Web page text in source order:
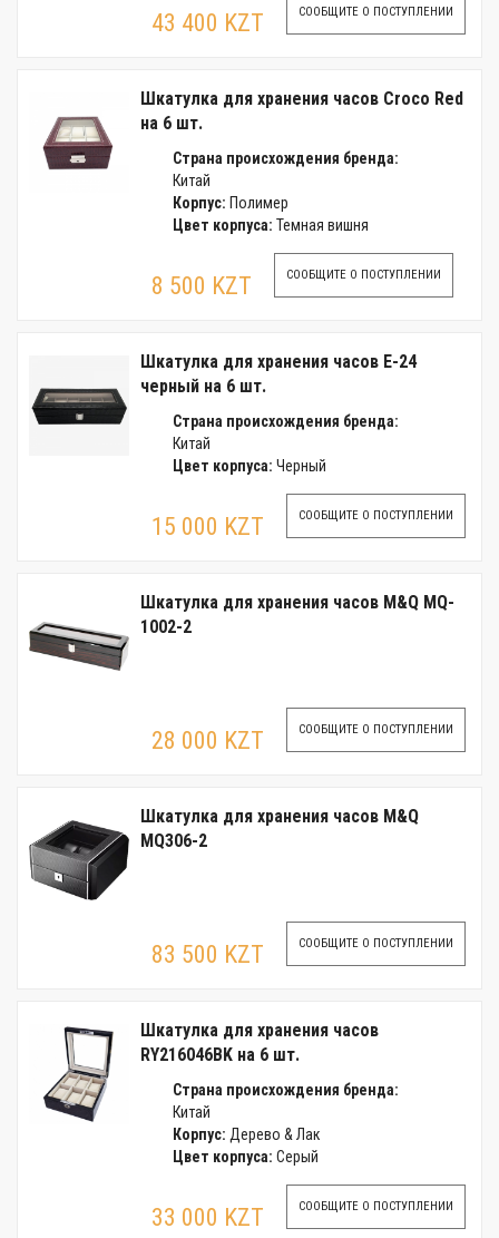
43 400 KZT СООБЩИТЕ О ПОСТУПЛЕНИИ
Шкатулка для хранения часов Croco Red
на 6 шт.
Страна происхождения бренда:
Китай
Корпус: Полимер
Цвет корпуса: Темная вишня
8 500 KZT СООБЩИТЕ О ПОСТУПЛЕНИИ
Шкатулка для хранения часов E-24
черный на 6 шт.
Страна происхождения бренда:
Китай
Цвет корпуса: Черный
15 000 KZT СООБЩИТЕ О ПОСТУПЛЕНИИ
Шкатулка для хранения часов M&Q MQ-
1002-2
28 000 KZT СООБЩИТЕ О ПОСТУПЛЕНИИ
Шкатулка для хранения часов M&Q
MQ306-2
83 500 KZT СООБЩИТЕ О ПОСТУПЛЕНИИ
Шкатулка для хранения часов
RY216046BK на 6 шт.
Страна происхождения бренда:
Китай
Корпус: Дерево & Лак
Цвет корпуса: Серый
33 000 KZT СООБЩИТЕ О ПОСТУПЛЕНИИ